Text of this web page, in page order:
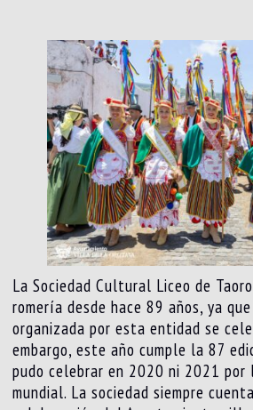
La Sociedad Cultural Liceo de
romería desde hace 89 años, ya
organizada por esta entidad se
embargo, este año cumple la 87
pudo celebrar en 2020 ni 2021 por
mundial. La sociedad siempre